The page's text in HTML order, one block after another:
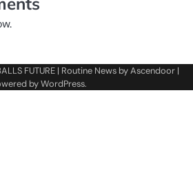
FUTURE | Routine News byAscendoor |
byWordPress.